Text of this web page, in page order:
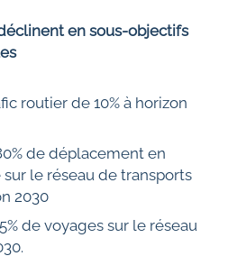
en sous-objectifs
routier de 10% à horizon
de déplacement en
le réseau de transports
2030
de voyages sur le réseau